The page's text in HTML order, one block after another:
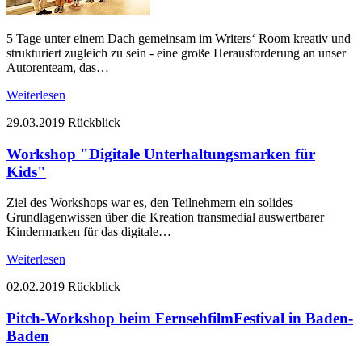
5 Tage unter einem Dach gemeinsam im Writers‘ Room kreativ und
strukturiert zugleich zu sein - eine große Herausforderung an unser
Autorenteam, das…
Weiterlesen
29.03.2019 Rückblick
Workshop "Digitale Unterhaltungsmarken für
Kids"
Ziel des Workshops war es, den Teilnehmern ein solides
Grundlagenwissen über die Kreation transmedial auswertbarer
Kindermarken für das digitale…
Weiterlesen
02.02.2019 Rückblick
Pitch-Workshop beim FernsehfilmFestival in Baden-
Baden